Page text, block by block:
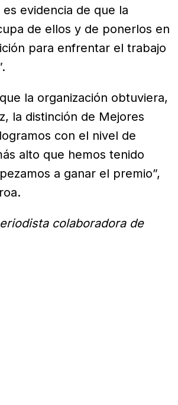
evidencia de que la
de ellos y de ponerlos en
para enfrentar el trabajo
la organización obtuviera,
la distinción de Mejores
con el nivel de
alto que hemos tenido
a ganar el premio”,
colaboradora de